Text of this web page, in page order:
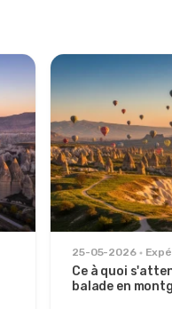
25-05-2026
Ce à quoi
balade en